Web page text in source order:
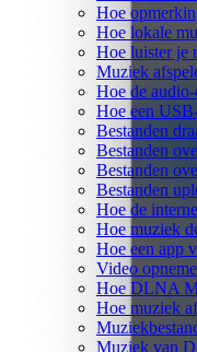
Hoe
Hoe lokale
Hoe luister je
Muziek
Hoe de
Hoe een
Bestanden
Bestanden
Bestanden
Bestanden
Hoe de
Hoe muziek
Hoe een app
Video
Hoe DLNA
Hoe muziek
Muziek van